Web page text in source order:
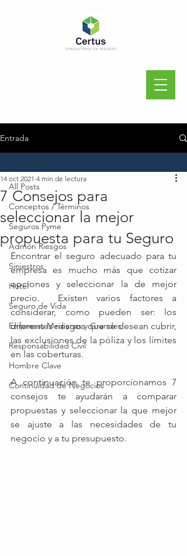
Entrada
All Posts
Conceptos / Términos
Seguros Pyme
Admón Riesgos
Siniestros
Hotel
Seguro de Vida
Empresas Medianas y Grandes
Responsabilidad Civil
Hombre Clave
Continuidad de Negocios
All Posts
7 Consejos para
seleccionar la mejor
propuesta para tu Seguro
14 oct 2021 4 min de lectura
Encontrar el seguro adecuado para tu
empresa es mucho más que cotizar
opciones y seleccionar la de mejor
precio.  Existen varios factores a
considerar, como pueden ser: los
diferentes riesgos que se desean cubrir,
las exclusiones de la póliza y los límites
en las coberturas.
A continuación te proporcionamos 7
consejos te ayudarán a comparar
propuestas y seleccionar la que mejor
se ajuste a las necesidades de tu
negocio y a tu presupuesto.